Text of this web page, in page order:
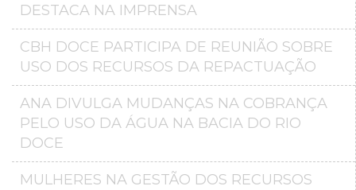
DESTACA NA IMPRENSA
CBH DOCE PARTICIPA DE REUNIÃO SOBRE
USO DOS RECURSOS DA REPACTUAÇÃO
ANA DIVULGA MUDANÇAS NA COBRANÇA
PELO USO DA ÁGUA NA BACIA DO RIO
DOCE
MULHERES NA GESTÃO DOS RECURSOS